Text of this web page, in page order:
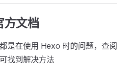
方文档
是在使用 Hexo 时的问题，查阅
找到解决方法